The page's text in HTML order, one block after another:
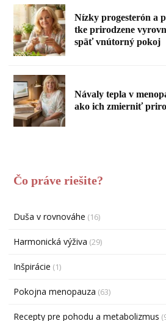
Nízky progesterón a
tke prirodzene
späť vnútorný pokoj
Návaly tepla v
ako ich zmierniť
Čo práve riešite?
Duša v rovnováhe (16)
Harmonická výživa (29)
Inšpirácie (1)
Pokojna menopauza (63)
Recepty pre pohodu a metabolizmus